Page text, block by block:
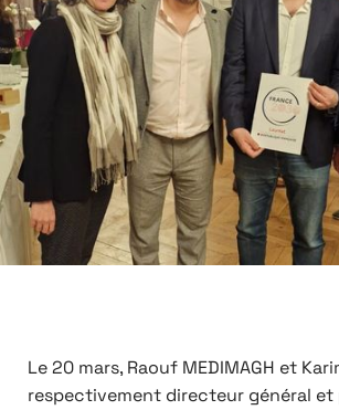
Le 20 mars, Raouf MEDIMAGH et
respectivement directeur général et